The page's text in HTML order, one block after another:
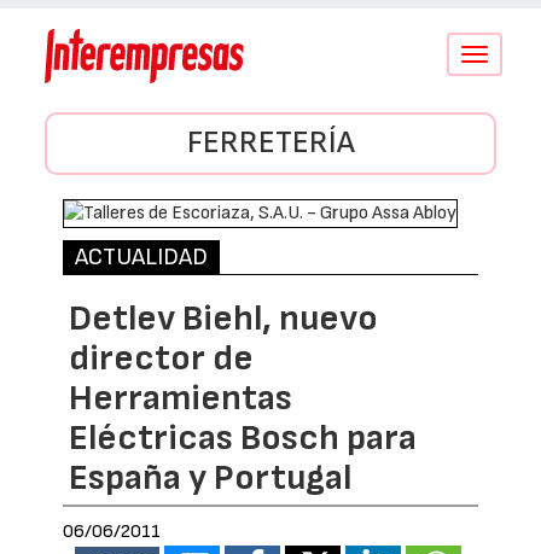
Conmutar
FERRETERÍA
ACTUALIDAD
Detlev Biehl, nuevo
director de
Herramientas
Eléctricas Bosch para
España y Portugal
06/06/2011